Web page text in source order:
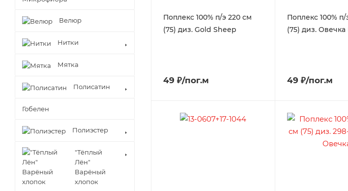
Поплекс 100% п/э 220 см
(75) диз. Gold Sheep
49 ₽/пог.м
Поплекс 100%
(75) диз. Овечка
49 ₽/пог.м
Велюр
Нитки
Мятка
Полисатин
Гобелен
Полиэстер
"Тёплый
Лён"
Варёный
хлопок